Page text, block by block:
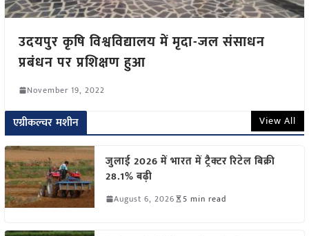
उदयपुर कृषि विश्वविद्यालय में मृदा-जल संसाधन
प्रबंधन पर प्रशिक्षण हुआ
November 19, 2022
एग्रीकल्चर मशीन View All
जुलाई 2026 में भारत में ट्रैक्टर रिटेल बिक्री
28.1% बढ़ी
August 6, 2026 5 min read